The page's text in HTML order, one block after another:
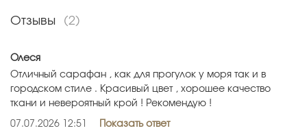
Отзывы (2)
Олеся
Отличный сарафан , как для прогулок у моря так и в
городском стиле . Красивый цвет , хорошее качество
ткани и невероятный крой ! Рекомендую !
07.07.2026 12:51 Показать ответ